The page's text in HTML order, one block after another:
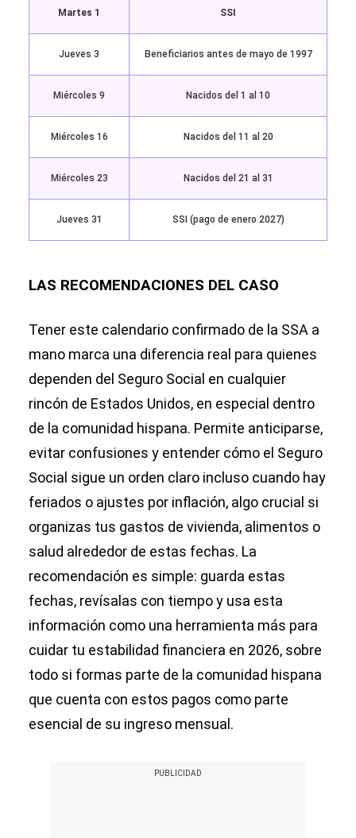
Martes 1 SSI
Jueves 3 Beneficiarios antes de mayo de 1997
Miércoles 9 Nacidos del 1 al 10
Miércoles 16 Nacidos del 11 al 20
Miércoles 23 Nacidos del 21 al 31
Jueves 31 SSI (pago de enero 2027)
LAS RECOMENDACIONES DEL CASO
Tener este calendario confirmado de la SSA a
mano marca una diferencia real para quienes
dependen del Seguro Social en cualquier
rincón de Estados Unidos, en especial dentro
de la comunidad hispana. Permite anticiparse,
evitar confusiones y entender cómo el Seguro
Social sigue un orden claro incluso cuando hay
feriados o ajustes por inflación, algo crucial si
organizas tus gastos de vivienda, alimentos o
salud alrededor de estas fechas. La
recomendación es simple: guarda estas
fechas, revísalas con tiempo y usa esta
información como una herramienta más para
cuidar tu estabilidad financiera en 2026, sobre
todo si formas parte de la comunidad hispana
que cuenta con estos pagos como parte
esencial de su ingreso mensual.